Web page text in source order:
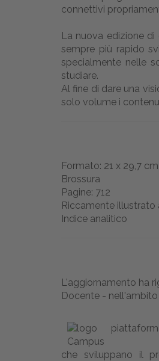
connettivi
La nuova edizione
sempre più rapido
specialmente nelle
studiare.
Al fine di dare una
solo volume i
Formato: 21 x 29,7 cm
Brossura
Pagine: 712
Riccamente illustrato
Indice analitico
L'aggiornamento ha
Docente -
che sviluppano il